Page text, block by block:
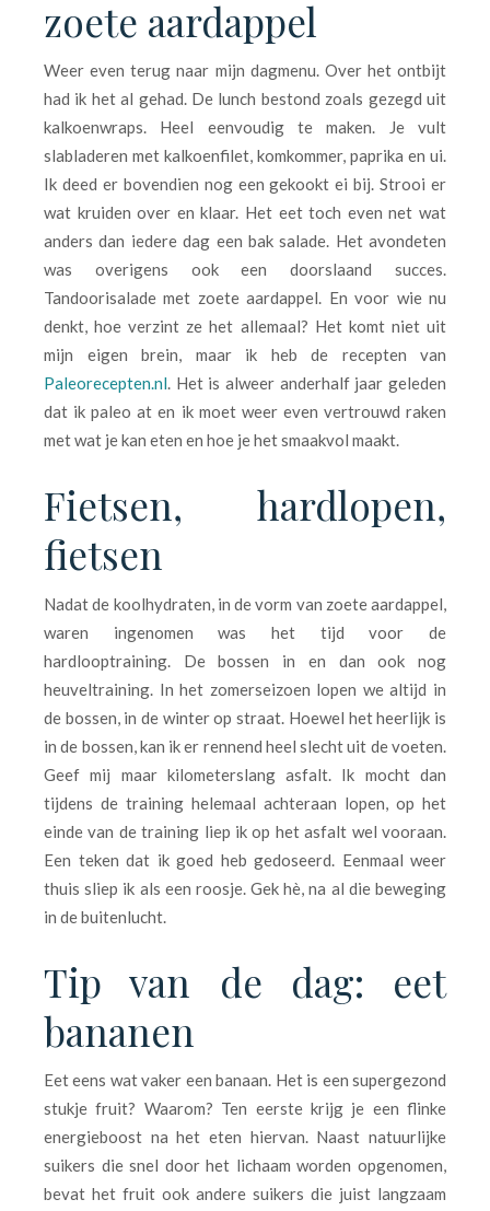
zoete aardappel
Weer even terug naar mijn dagmenu. Over het ontbijt
had ik het al gehad. De lunch bestond zoals gezegd uit
kalkoenwraps. Heel eenvoudig te maken. Je vult
slabladeren met kalkoenfilet, komkommer, paprika en ui.
Ik deed er bovendien nog een gekookt ei bij. Strooi er
wat kruiden over en klaar. Het eet toch even net wat
anders dan iedere dag een bak salade. Het avondeten
was overigens ook een doorslaand succes.
Tandoorisalade met zoete aardappel. En voor wie nu
denkt, hoe verzint ze het allemaal? Het komt niet uit
mijn eigen brein, maar ik heb de recepten van
Paleorecepten.nl. Het is alweer anderhalf jaar geleden
dat ik paleo at en ik moet weer even vertrouwd raken
met wat je kan eten en hoe je het smaakvol maakt.
Fietsen, hardlopen,
fietsen
Nadat de koolhydraten, in de vorm van zoete aardappel,
waren ingenomen was het tijd voor de
hardlooptraining. De bossen in en dan ook nog
heuveltraining. In het zomerseizoen lopen we altijd in
de bossen, in de winter op straat. Hoewel het heerlijk is
in de bossen, kan ik er rennend heel slecht uit de voeten.
Geef mij maar kilometerslang asfalt. Ik mocht dan
tijdens de training helemaal achteraan lopen, op het
einde van de training liep ik op het asfalt wel vooraan.
Een teken dat ik goed heb gedoseerd. Eenmaal weer
thuis sliep ik als een roosje. Gek hè, na al die beweging
in de buitenlucht.
Tip van de dag: eet
bananen
Eet eens wat vaker een banaan. Het is een supergezond
stukje fruit? Waarom? Ten eerste krijg je een flinke
energieboost na het eten hiervan. Naast natuurlijke
suikers die snel door het lichaam worden opgenomen,
bevat het fruit ook andere suikers die juist langzaam